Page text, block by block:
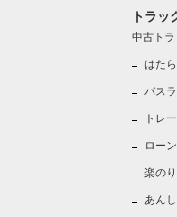
トラッ
中古ト
はた
バス
トレ
ロー
楽の
あん